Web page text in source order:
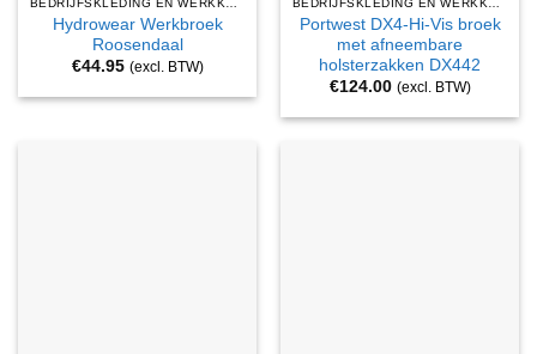
Hydrowear Werkbroek
Roosendaal
€44.95 (excl. BTW)
Portwest DX4-Hi-Vis broek
met afneembare
holsterzakken DX442
€124.00 (excl. BTW)